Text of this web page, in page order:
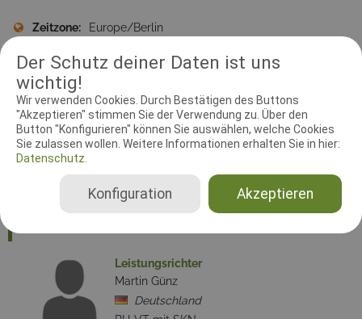
Der Schutz deiner Daten ist uns
wichtig!
Wir verwenden Cookies. Durch Bestätigen des Buttons
"Akzeptieren" stimmen Sie der Verwendung zu. Über den
Button "Konfigurieren" können Sie auswählen, welche Cookies
Sie zulassen wollen. Weitere Informationen erhalten Sie in hier:
Datenschutz.
Akzeptieren
Konfiguration
Zeitzone:
Europe/Berlin
Meldeschluss:
27.03.2019 23:59:59
Startplätze: 10
Disziplin: Begleithundprüfung
Ausrichtender Verein: Hundefreunde Lengerich e.V., 10-5-34
Adresse: Kallweger Feld/Erpenbecker Straße, 49525
Lengerich (Westf.)
Leistungsrichter
Martin Günz
Deutschland